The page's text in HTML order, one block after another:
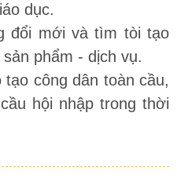
dục.
đổi mới và tìm tòi tạo
phẩm - dịch vụ.
công dân toàn cầu,
hội nhập trong thời